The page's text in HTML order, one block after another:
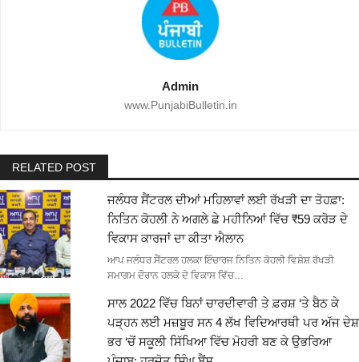
Admin
www.PunjabiBulletin.in
RELATED POST
ਜਲੰਧਰ ਸੈਂਟਰਲ ਦੀਆਂ ਮਹਿਲਾਵਾਂ ਲਈ ਰੱਖੜੀ ਦਾ ਤੋਹਫ਼ਾ:
ਨਿਤਿਨ ਕੋਹਲੀ ਨੇ ਅਗਲੇ ਛੇ ਮਹੀਨਿਆਂ ਵਿੱਚ ₹59 ਕਰੋੜ ਦੇ
ਵਿਕਾਸ ਕਾਰਜਾਂ ਦਾ ਕੀਤਾ ਐਲਾਨ
ਆਪ ਜਲੰਧਰ ਸੈਂਟਰਲ ਹਲਕਾ ਇੰਚਾਰਜ ਨਿਤਿਨ ਕੋਹਲੀ ਵਿਸ਼ੇਸ਼ ਰੱਖੜੀ
ਸਮਾਗਮ ਦੌਰਾਨ ਹਲਕੇ ਦੇ ਵਿਕਾਸ ਵਿੱਚ…
ਸਾਲ 2022 ਵਿੱਚ ਬਿਨਾਂ ਚਾਰਦੀਵਾਰੀ ਤੇ ਫ਼ਰਸ਼ ‘ਤੇ ਬੈਠ ਕੇ
ਪੜ੍ਹਨ ਲਈ ਮਜ਼ਬੂਰ ਸਨ 4 ਲੱਖ ਵਿਦਿਆਰਥੀ ਪਰ ਅੱਜ ਦੇਸ਼
ਭਰ ‘ਚੋਂ ਸਕੂਲੀ ਸਿੱਖਿਆ ਵਿੱਚ ਮੋਹਰੀ ਬਣ ਕੇ ਉਭਰਿਆ